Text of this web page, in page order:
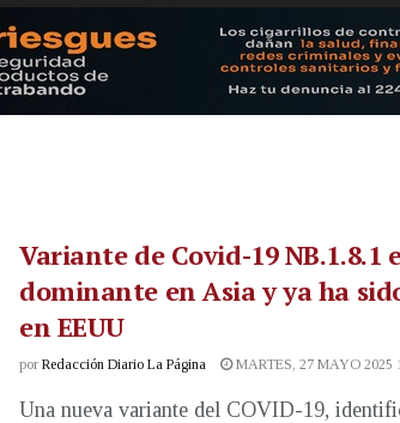
Variante de Covid-19 NB.1.8.1
dominante en Asia y ya ha
en EEUU
por Redacción Diario La Página MARTES, 27 MAYO 2025
Una nueva variante del COVID-19,